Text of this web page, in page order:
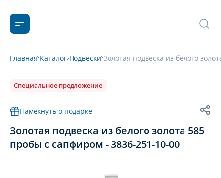
Главная Каталог Подвески Золотая подвеска из белого
Специальное предложение
Намекнуть о подарке
Золотая подвеска из белого золота 585
пробы с сапфиром - 3836-251-10-00